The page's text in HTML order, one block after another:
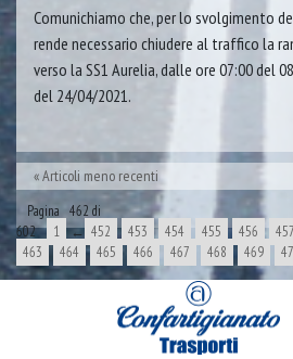
Comunichiamo che, per lo svolgimento
rende necessario chiudere al traffico la
verso la SS1 Aurelia, dalle ore 07:00 del
del 24/04/2021.
Articoli meno recenti
Pagina 462 di
602
1 ← 452 453 454 455 456 457
463
464 465 466 467 468 469